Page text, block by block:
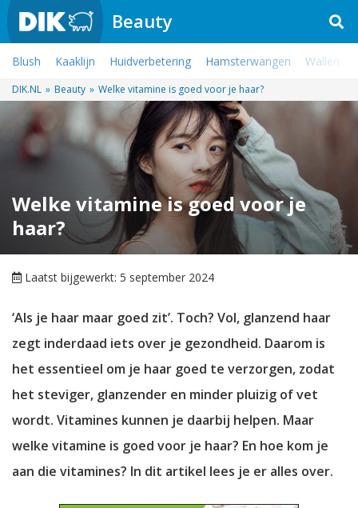
Beauty
Blush Kaaklijn Huidverbetering Hamsterwangen Wallen
DIK.NL » Beauty » Welke vitamine is goed voor je haar?
Welke vitamine is goed voor je
haar?
Laatst bijgewerkt: 5 september 2024
‘Als je haar maar goed zit’. Toch? Vol, glanzend haar
zegt inderdaad iets over je gezondheid. Daarom is
het essentieel om je haar goed te verzorgen, zodat
het steviger, glanzender en minder pluizig of vet
wordt. Vitamines kunnen je daarbij helpen. Maar
welke vitamine is goed voor je haar? En hoe kom je
aan die vitamines? In dit artikel lees je er alles over.